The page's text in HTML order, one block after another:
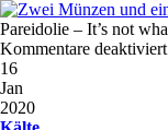
Pareidolie – It’s not
Kommentare deaktiviert
16
Jan
2020